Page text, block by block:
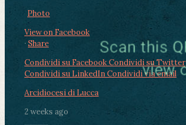
Photo
View on Facebook
· Share
Condividi su FacebookCondividi su Twitter
Condividi su LinkedInCondividi via email
Arcidiocesi di Lucca
2 weeks ago